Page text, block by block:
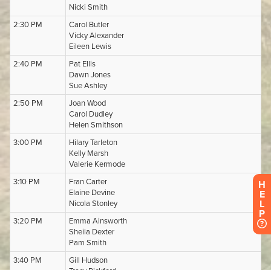
H
E
L
P